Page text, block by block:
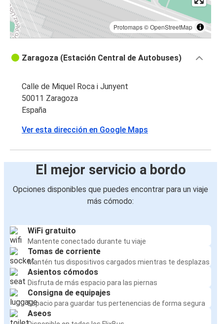
Protomaps©OpenStreetMap
Zaragoza (Estación Central de Autobuses)
Calle de Miquel Roca i Junyent
50011 Zaragoza
España
Ver esta dirección en Google Maps
El mejor servicio a bordo
Opciones disponibles que puedes encontrar para un viaje
más cómodo:
WiFi gratuito
Mantente conectado durante tu viaje
Tomas de corriente
Mantén tus dispositivos cargados mientras te desplazas
Asientos cómodos
Disfruta de más espacio para las piernas
Consigna de equipajes
Espacio para guardar tus pertenencias de forma segura
Aseos